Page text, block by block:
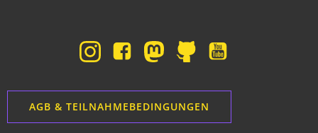
AGB & TEILNAHMEBEDINGUNGEN